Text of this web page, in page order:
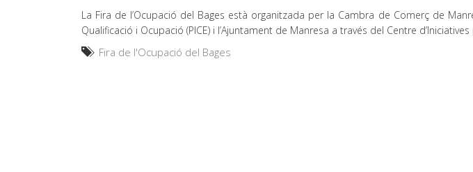
La Fira de l’Ocupació del Bages està organitzada per la Cambra de Comerç de
Qualificació i Ocupació (PICE) i l’Ajuntament de Manresa a través del Centre d’Iniciatives
Fira de l'Ocupació del Bages